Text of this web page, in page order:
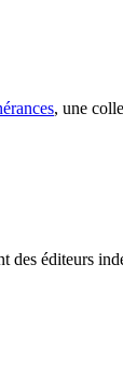
, une
éditeurs